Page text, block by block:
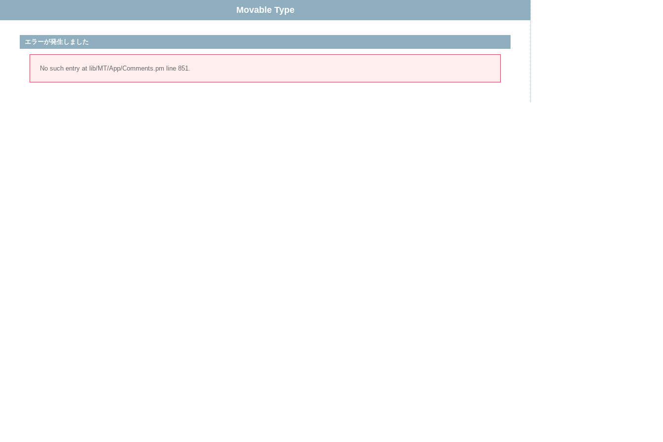
Movable Type
エラーが発生しました
No such entry at lib/MT/App/Comments.pm line 851.